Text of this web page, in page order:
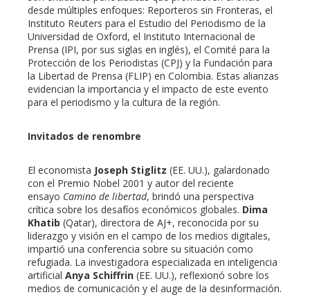
desde múltiples enfoques: Reporteros sin Fronteras, el
Instituto Reuters para el Estudio del Periodismo de la
Universidad de Oxford, el Instituto Internacional de
Prensa (IPI, por sus siglas en inglés), el Comité para la
Protección de los Periodistas (CPJ) y la Fundación para
la Libertad de Prensa (FLIP) en Colombia. Estas alianzas
evidencian la importancia y el impacto de este evento
para el periodismo y la cultura de la región.
Invitados de renombre
El economista Joseph Stiglitz (EE. UU.), galardonado
con el Premio Nobel 2001 y autor del reciente
ensayo Camino de libertad, brindó una perspectiva
crítica sobre los desafíos económicos globales. Dima
Khatib (Qatar), directora de AJ+, reconocida por su
liderazgo y visión en el campo de los medios digitales,
impartió una conferencia sobre su situación como
refugiada. La investigadora especializada en inteligencia
artificial Anya Schiffrin (EE. UU.), reflexionó sobre los
medios de comunicación y el auge de la desinformación.